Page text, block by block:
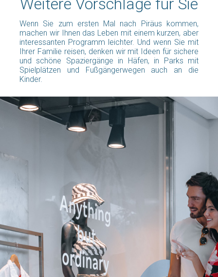
Weitere Vorschläge für Sie
Wenn Sie zum ersten Mal nach Piräus kommen,
machen wir Ihnen das Leben mit einem kurzen, aber
interessanten Programm leichter. Und wenn Sie mit
Ihrer Familie reisen, denken wir mit Ideen für sichere
und schöne Spaziergänge in Häfen, in Parks mit
Spielplätzen und Fußgängerwegen auch an die
Kinder.